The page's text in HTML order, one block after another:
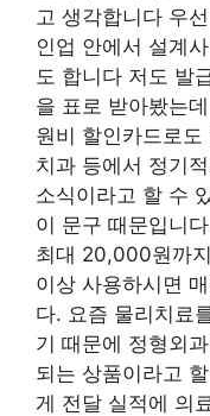
고 생각합니다 우
인업 안에서 설계
도 합니다 저도 발
을 표로 받아봤는
원비 할인카드로
치과 등에서 정기
소식이라고 할 수
이 문구 때문입니
최대 20,000원까
이상 사용하시면
다. 요즘 물리치료
기 때문에 정형외
되는 상품이라고
게 전달 실적에 의